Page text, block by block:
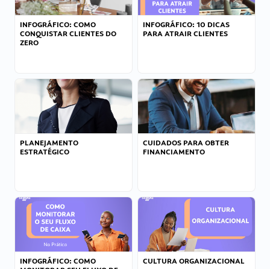
INFOGRÁFICO: COMO
CONQUISTAR CLIENTES DO
ZERO
INFOGRÁFICO: 10 DICAS
PARA ATRAIR CLIENTES
PLANEJAMENTO
ESTRATÉGICO
CUIDADOS PARA OBTER
FINANCIAMENTO
INFOGRÁFICO: COMO
CULTURA ORGANIZACIONAL